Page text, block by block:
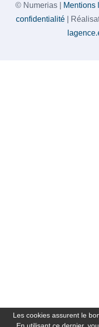
© Numerias | Mentions
confidentialité |
Les cookies assurent le